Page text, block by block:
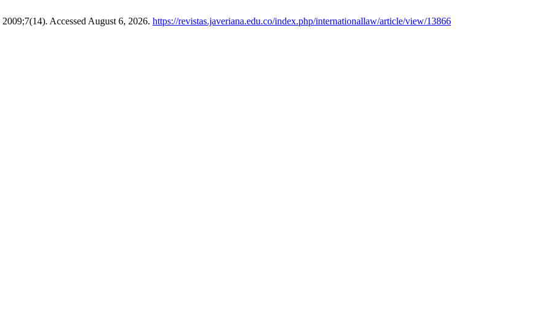
2009;7(14). Accessed August 6, 2026. https://revistas.javeriana.edu.co/index.php/internationallaw/article/view/13866